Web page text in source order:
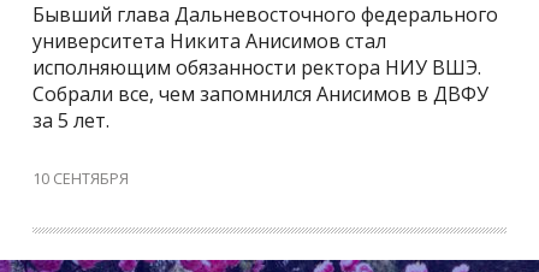
Бывший глава Дальневосточного федерального
университета Никита Анисимов стал
исполняющим обязанности ректора НИУ ВШЭ.
Собрали все, чем запомнился Анисимов в ДВФУ
за 5 лет.
10 СЕНТЯБРЯ